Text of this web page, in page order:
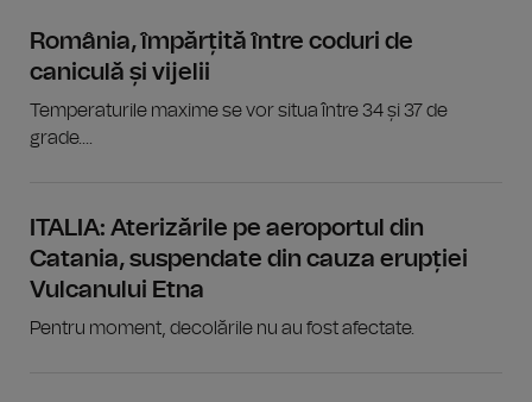
România, împărțită între coduri de
caniculă și vijelii
Temperaturile maxime se vor situa între 34 și 37 de
grade....
ITALIA: Aterizările pe aeroportul din
Catania, suspendate din cauza erupției
Vulcanului Etna
Pentru moment, decolările nu au fost afectate.